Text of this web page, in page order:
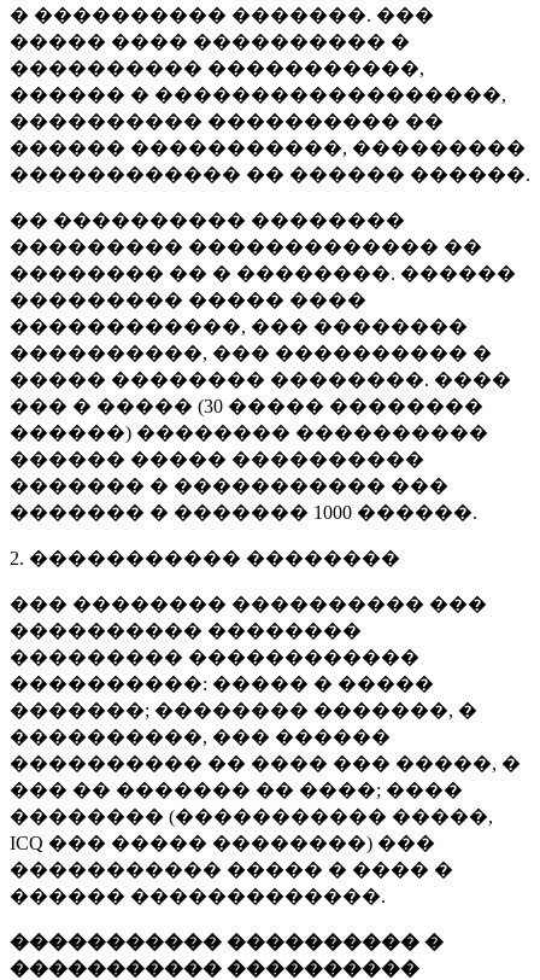
� ���������� �������. ���
����� ���� ���������� �
���������� �����������,
������ � ������������������,
���������� ���������� ��
������ �����������, ���������
������������ �� ������ ������.
�� ���������� ��������
��������� ������������� ��
�������� �� � ��������. ������
��������� ����� ����
������������, ��� ��������
����������, ��� ���������� �
����� �������� ��������. ����
��� � ����� (30 ����� ��������
������) �������� ����������
������ ����� ����������
������� � ����������� ���
������� � ������� 1000 ������.
2. ����������� ��������
��� �������� ���������� ���
���������� ��������
��������� ������������
����������: ����� � �����
�������; �������� �������, �
����������, ��� ������
���������� �� ���� ��� �����, �
��� �� ������� �� ����; ����
�������� (����������� �����,
ICQ ��� ����� ��������) ���
����������� ����� � ���� �
������ �������������.
����������� ���������� �
����������� ����������